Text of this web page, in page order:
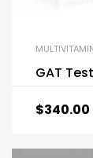
GAT
$340.00